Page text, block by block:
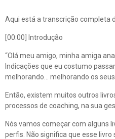
Aqui está a transcrição completa
[00:00] Introdução
“Olá meu amigo, minha amiga
Indicações que eu costumo
melhorando… melhorando os
Então, existem muitos outros
processos de coaching, na sua
Nós vamos começar com alguns
perfis. Não significa que esse